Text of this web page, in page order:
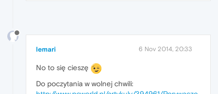
lemari 6 Nov 2014, 20:33
No to się cieszę
Do poczytania w wolnej chwili: